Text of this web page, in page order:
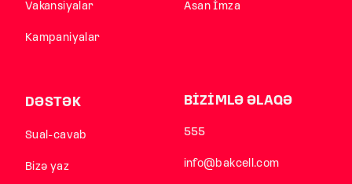
Vakansiyalar
Kampaniyalar
Asan İmza
DƏSTƏK
Sual-cavab
Bizə yaz
BİZİMLƏ ƏLAQƏ
555
info@bakcell.com